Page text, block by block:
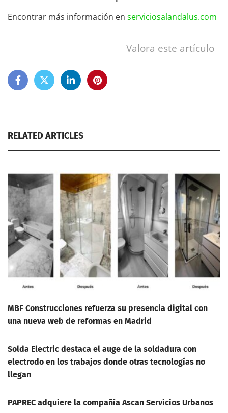
Encontrar más información en serviciosalandalus.com
Valora este artículo
RELATED ARTICLES
MBF Construcciones refuerza su presencia digital con
una nueva web de reformas en Madrid
Solda Electric destaca el auge de la soldadura con
electrodo en los trabajos donde otras tecnologías no
llegan
PAPREC adquiere la compañía Ascan Servicios Urbanos